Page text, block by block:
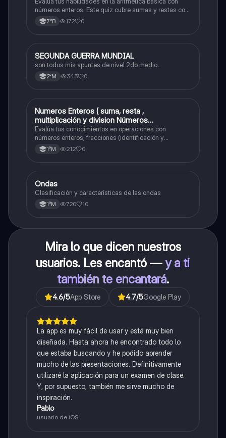
números enteros. Este quiz cubre sumas y restas con
números positivos y negativos.
7°B 172 0
Historia
SEGUNDA GUERRA MUNDIAL
son todos mis apuntes de nivel 2do medio.
2°M 343 0
Matemáticas
Numeros Enteros ( suma, resta ,
multiplicación y division Números
Fraccionarios si es Propia o Impropia o mixto
( suma , resta , multiplicación y división)
Porcentaje ( fracción, porcentual y decimal).
Evalúa tus conocimientos en operaciones con
números enteros, fracciones (identificación y
operaciones) y conversiones de porcentajes (fracción,
decimal y viceversa).
1°M 212 0
Física
Ondas
Clasificación y características de las ondas
1°M 720 10
Mira lo que dicen nuestros
usuarios. Les encantó —y a ti
también te encantará.
4.6/5App Store 4.7/5Google Play
La app es muy fácil de usar y está muy bien
diseñada. Hasta ahora he encontrado todo lo
que estaba buscando y he podido aprender
mucho de las presentaciones. Definitivamente
utilizaré la aplicación para un examen de clase.
Y, por supuesto, también me sirve mucho de
inspiración.
Pablo
usuario de iOS